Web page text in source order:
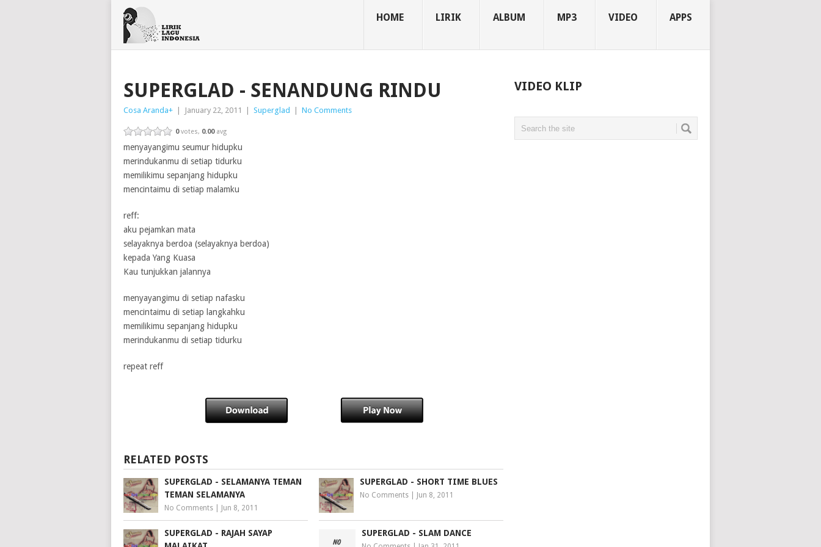
HOME LIRIK ALBUM MP3 VIDEO APPS
SUPERGLAD - SENANDUNG RINDU
Cosa Aranda+ January 22, 2011 Superglad No Comments
0votes, 0.00avg
menyayangimu seumur hidupku
merindukanmu di setiap tidurku
memilikimu sepanjang hidupku
mencintaimu di setiap malamku
reff:
aku pejamkan mata
selayaknya berdoa (selayaknya berdoa)
kepada Yang Kuasa
Kau tunjukkan jalannya
menyayangimu di setiap nafasku
mencintaimu di setiap langkahku
memilikimu sepanjang hidupku
merindukanmu di setiap tidurku
repeat reff
RELATED POSTS
SUPERGLAD - SELAMANYA TEMAN
TEMAN SELAMANYA
No Comments Jun 8, 2011
SUPERGLAD - SHORT TIME BLUES
No Comments Jun 8, 2011
SUPERGLAD - RAJAH SAYAP
SUPERGLAD - SLAM DANCE
VIDEO KLIP